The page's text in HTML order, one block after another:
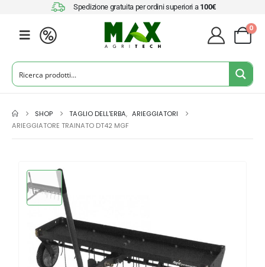
Spedizione gratuita per ordini superiori a 100€
0
SHOP TAGLIO DELL'ERBA, ARIEGGIATORI
ARIEGGIATORE TRAINATO DT42 MGF